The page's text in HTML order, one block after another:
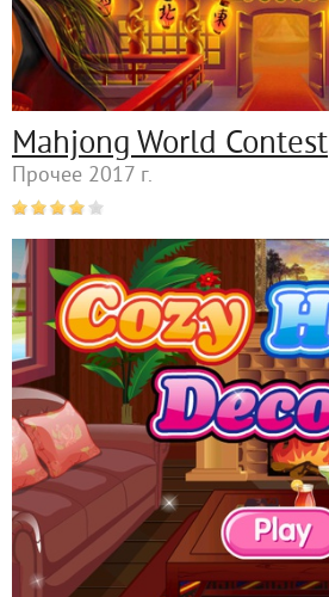
Mahjong World Contest
Прочее 2017 г.